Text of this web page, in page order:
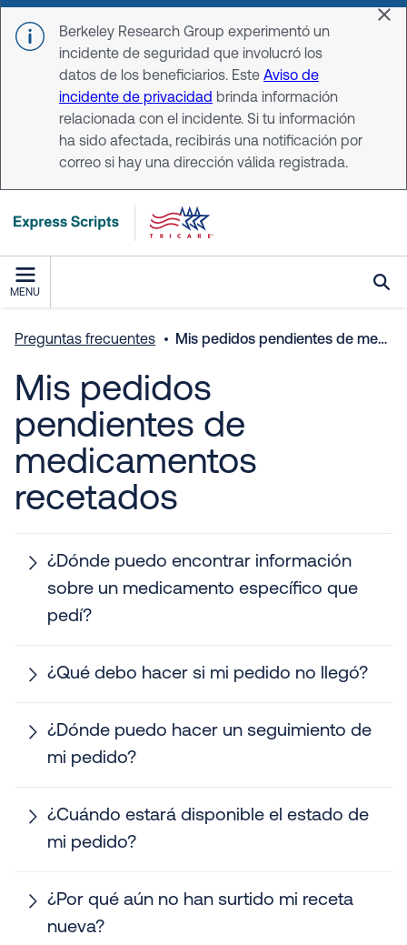
Skip to main content
Berkeley Research Group experimentó un
incidente de seguridad que involucró los
datos de los beneficiarios. Este Aviso de
incidente de privacidad brinda información
relacionada con el incidente. Si tu información
ha sido afectada, recibirás una notificación por
correo si hay una dirección válida registrada.
MENU
Preguntas frecuentes Mis pedidos pendientes de medicamentos recetados
Mis pedidos
pendientes de
medicamentos
recetados
¿Dónde puedo encontrar información
sobre un medicamento específico que
pedí?
¿Qué debo hacer si mi pedido no llegó?
¿Dónde puedo hacer un seguimiento de
mi pedido?
¿Cuándo estará disponible el estado de
mi pedido?
¿Por qué aún no han surtido mi receta
nueva?